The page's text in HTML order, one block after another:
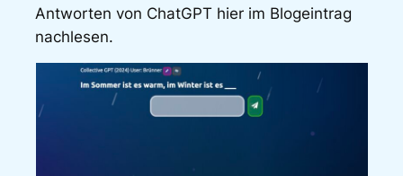
Antworten von ChatGPT hier im Blogeintrag
nachlesen.